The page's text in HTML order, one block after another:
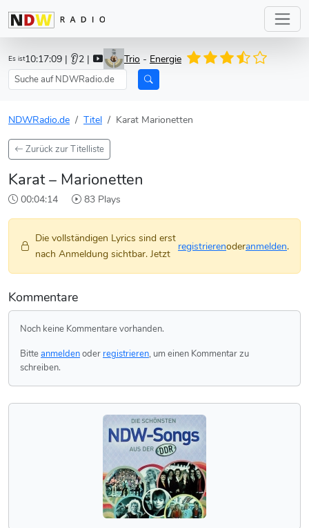
Es ist10:17:09 | 👂2 | Trio - Energie
NDWRadio.de Titel Karat Marionetten
Zurück zur Titelliste
Karat – Marionetten
00:04:14 83 Plays
Die vollständigen Lyrics sind erst
nach Anmeldung sichtbar. Jetzt
registrierenoderanmelden.
Kommentare
Noch keine Kommentare vorhanden.
Bitteanmeldenoder registrieren, um einen Kommentar zu
schreiben.